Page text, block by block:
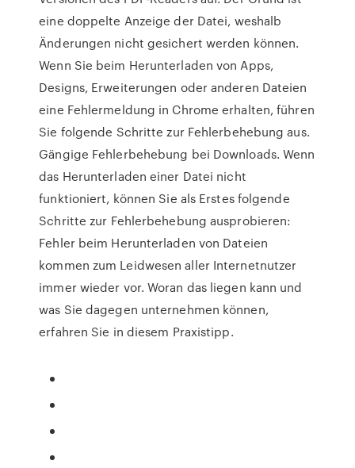
eine doppelte Anzeige der Datei, weshalb
Änderungen nicht gesichert werden können.
Wenn Sie beim Herunterladen von Apps,
Designs, Erweiterungen oder anderen Dateien
eine Fehlermeldung in Chrome erhalten, führen
Sie folgende Schritte zur Fehlerbehebung aus.
Gängige Fehlerbehebung bei Downloads. Wenn
das Herunterladen einer Datei nicht
funktioniert, können Sie als Erstes folgende
Schritte zur Fehlerbehebung ausprobieren:
Fehler beim Herunterladen von Dateien
kommen zum Leidwesen aller Internetnutzer
immer wieder vor. Woran das liegen kann und
was Sie dagegen unternehmen können,
erfahren Sie in diesem Praxistipp.